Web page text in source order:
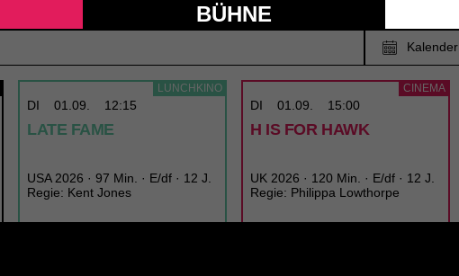
BÜHNE
Kalender
LUNCHKINO
DI 01.09. 12:15
LATE FAME
USA 2026 · 97 Min. · E/df · 12 J.
Regie: Kent Jones
CINEMA
DI 01.09. 15:00
H IS FOR HAWK
UK 2026 · 120 Min. · E/df · 12 J.
Regie: Philippa Lowthorpe